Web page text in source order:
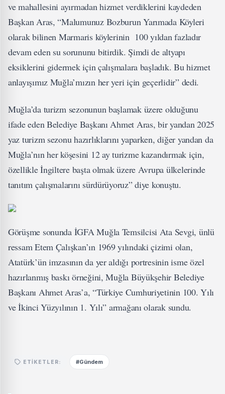
ve mahallesini ayırmadan hizmet verdiklerini kaydeden
Başkan Aras, “Malumunuz Bozburun Yarımada Köyleri
olarak bilinen Marmaris köylerinin 100 yıldan fazladır
devam eden su sorununu bitirdik. Şimdi de altyapı
eksiklerini gidermek için çalışmalara başladık. Bu hizmet
anlayışımız Muğla’mızın her yeri için geçerlidir” dedi.
Muğla’da turizm sezonunun başlamak üzere olduğunu
ifade eden Belediye Başkanı Ahmet Aras, bir yandan 2025
yaz turizm sezonu hazırlıklarını yaparken, diğer yandan da
Muğla’nın her köşesini 12 ay turizme kazandırmak için,
özellikle İngiltere başta olmak üzere Avrupa ülkelerinde
tanıtım çalışmalarını sürdürüyoruz” diye konuştu.
Görüşme sonunda İGFA Muğla Temsilcisi Ata Sevgi, ünlü
ressam Etem Çalışkan’ın 1969 yılındaki çizimi olan,
Atatürk’ün imzasının da yer aldığı portresinin isme özel
hazırlanmış baskı örneğini, Muğla Büyükşehir Belediye
Başkanı Ahmet Aras’a, “Türkiye Cumhuriyetinin 100. Yılı
ve İkinci Yüzyılının 1. Yılı” armağanı olarak sundu.
ETIKETLER: #Gündem